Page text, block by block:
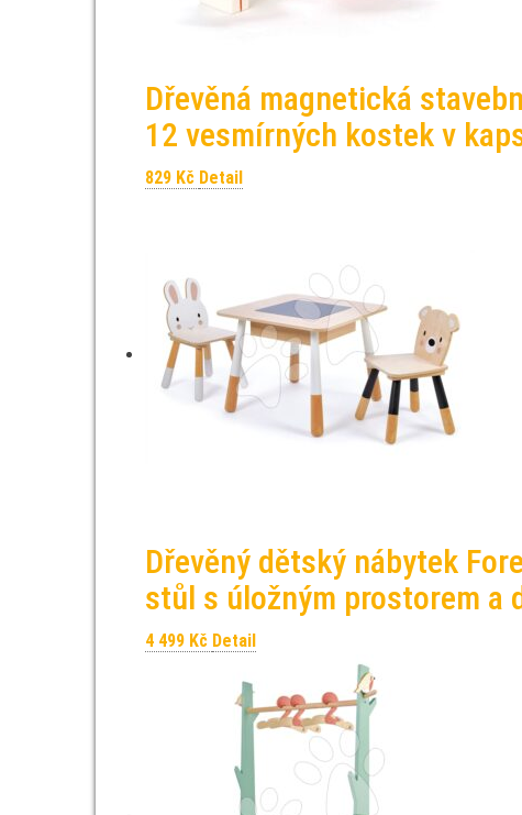
Dřevěná magnetická
12 vesmírných kostek v
829 Kč Detail
Dřevěný dětský nábytek
stůl s úložným prostorem a
4 499 Kč Detail